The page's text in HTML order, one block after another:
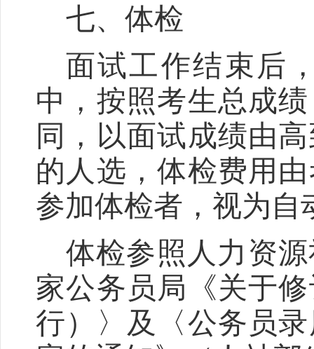
七、体检
面试工作结束后
中，按照考生总成
同，以面试成绩由
的人选，体检费用
参加体检者，视为自
体检参照人力资
家公务员局《关于
行）〉及〈公务员